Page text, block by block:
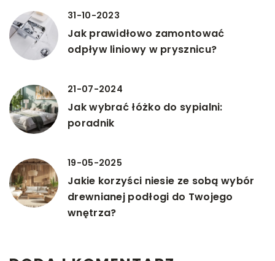
31-10-2023
Jak prawidłowo zamontować
odpływ liniowy w prysznicu?
21-07-2024
Jak wybrać łóżko do sypialni:
poradnik
19-05-2025
Jakie korzyści niesie ze sobą wybór
drewnianej podłogi do Twojego
wnętrza?